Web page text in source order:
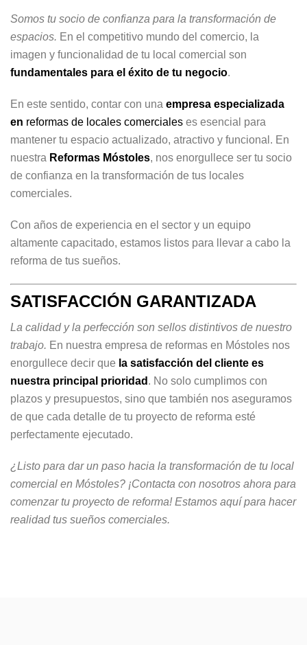
Somos tu socio de confianza para la transformación de
espacios. En el competitivo mundo del comercio, la
imagen y funcionalidad de tu local comercial son
fundamentales para el éxito de tu negocio.
En este sentido, contar con una empresa especializada
en reformas de locales comerciales es esencial para
mantener tu espacio actualizado, atractivo y funcional. En
nuestra Reformas Móstoles, nos enorgullece ser tu socio
de confianza en la transformación de tus locales
comerciales.
Con años de experiencia en el sector y un equipo
altamente capacitado, estamos listos para llevar a cabo la
reforma de tus sueños.
SATISFACCIÓN GARANTIZADA
La calidad y la perfección son sellos distintivos de nuestro
trabajo. En nuestra empresa de reformas en Móstoles nos
enorgullece decir que la satisfacción del cliente es
nuestra principal prioridad . No solo cumplimos con
plazos y presupuestos, sino que también nos aseguramos
de que cada detalle de tu proyecto de reforma esté
perfectamente ejecutado.
¿Listo para dar un paso hacia la transformación de tu local
comercial en Móstoles? ¡Contacta con nosotros ahora para
comenzar tu proyecto de reforma!Estamos aquí para hacer
realidad tus sueños comerciales.